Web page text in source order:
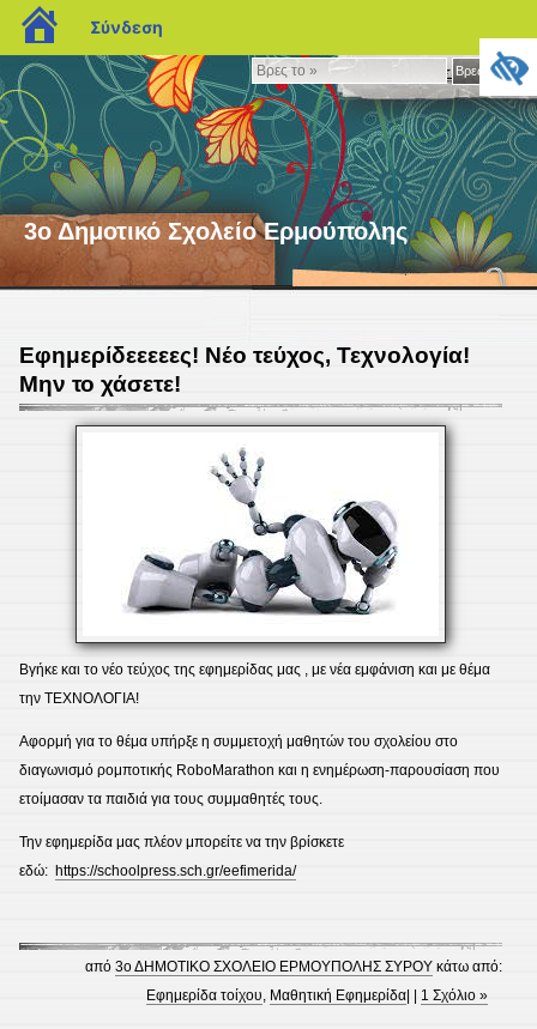
Βρες
το
»
Βρες το »
3ο Δημοτικό Σχολείο Ερμούπολης
Εφημερίδεεεεες! Νέο τεύχος, Τεχνολογία!
Μην το χάσετε!
Βγήκε και το νέο τεύχος της εφημερίδας μας , με νέα εμφάνιση και με θέμα
την ΤΕΧΝΟΛΟΓΙΑ!
Αφορμή για το θέμα υπήρξε η συμμετοχή μαθητών του σχολείου στο
διαγωνισμό ρομποτικής RoboMarathon και η ενημέρωση-παρουσίαση που
ετοίμασαν τα παιδιά για τους συμμαθητές τους.
Την εφημερίδα μας πλέον μπορείτε να την βρίσκετε
εδώ: https://schoolpress.sch.gr/eefimerida/
από3ο ΔΗΜΟΤΙΚΟ ΣΧΟΛΕΙΟ ΕΡΜΟΥΠΟΛΗΣ ΣΥΡΟΥ κάτω από:
Εφημερίδα τοίχου, Μαθητική Εφημερίδα 1 Σχόλιο »
blogs.sch.gr
Σύνδεση